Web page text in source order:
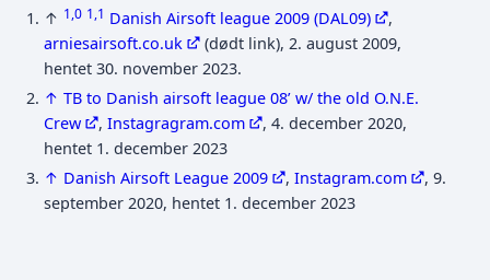
↑ 1,0 1,1 Danish Airsoft league 2009 (DAL09)
,
arniesairsoft.co.uk
(dødt link), 2. august 2009,
hentet 30. november 2023.
↑ TB to Danish airsoft league 08’ w/ the old O.N.E.
Crew
, Instagragram.com
, 4. december 2020,
hentet 1. december 2023
↑ Danish Airsoft League 2009 , Instagram.com
, 9.
september 2020, hentet 1. december 2023